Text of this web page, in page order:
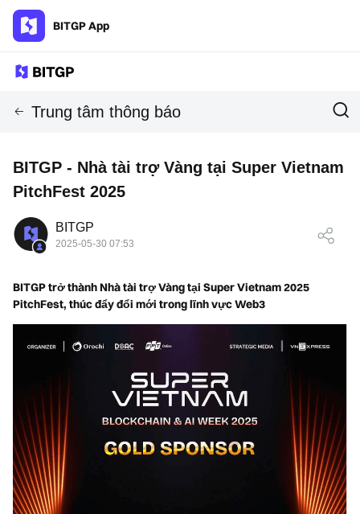
BITGP App
Trung tâm thông báo
BITGP - Nhà tài trợ Vàng tại Super Vietnam
PitchFest 2025
BITGP
2025-05-30 07:53
BITGP trở thành Nhà tài trợ Vàng tại Super Vietnam 2025
PitchFest, thúc đẩy đổi mới trong lĩnh vực Web3